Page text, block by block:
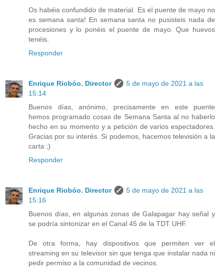
Os habéis confundido de material. Es el puente de mayo no
es semana santa! En semana santa no pusisteis nada de
procesiones y lo ponéis el puente de mayo. Que huevos
tenéis.
Responder
Enrique Riobóo. Director
5 de mayo de 2021 a las
15:14
Buenos días, anónimo, precisamente en este puente
hemos programado cosas de Semana Santa al no haberlo
hecho en su momento y a petición de varios espectadores.
Gracias por su interés. Si podemos, hacemos televisión a la
carta ;)
Responder
Enrique Riobóo. Director
5 de mayo de 2021 a las
15:16
Buenos días, en algunas zonas de Galapagar hay señal y
se podría sintonizar en el Canal 45 de la TDT UHF.
De otra forma, hay dispositivos que permiten ver el
streaming en su televisor sin que tenga que instalar nada ni
pedir permiso a la comunidad de vecinos.